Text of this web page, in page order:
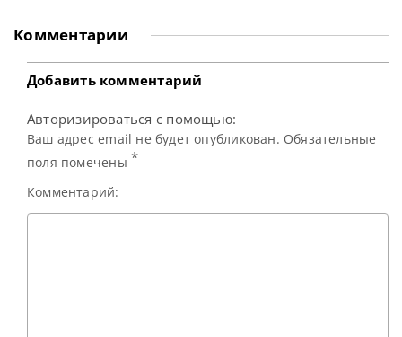
отсутствия на турнирах, сославшись на текущие
проблемы со здоровьем. Ранее на сайте World Snooker
Tour было опубликовано сообщение о
Комментарии
Добавить комментарий
Авторизироваться с помощью:
Ваш адрес email не будет опубликован. Обязательные
поля помечены *
Комментарий: